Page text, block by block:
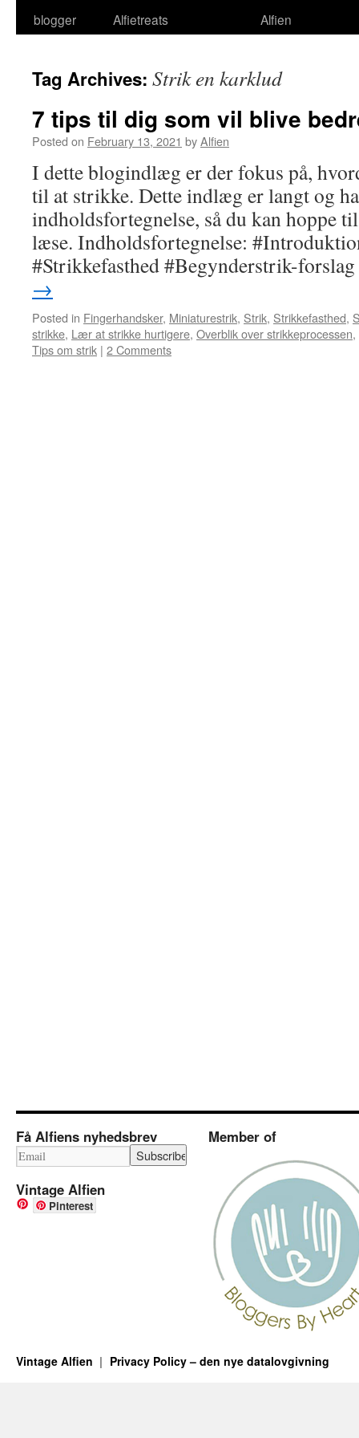
blogger
Alfietreats
Alfien
Tag Archives: Strik en karklud
7 tips til dig som vil blive
Posted on February 13, 2021 byAlfien
I dette blogindlæg er der fokus på,
til at strikke. Dette indlæg er langt og
indholdsfortegnelse, så du kan hoppe
læse. Indholdsfortegnelse:
#Strikkefasthed #Begynderstrik-
→
Posted in Fingerhandsker, Miniaturestrik, Strik, Strikkefasthed,
strikke, Lær at strikke hurtigere, Overblik over strikkeprocessen,
Tips om strik | 2 Comments
Få Alfiens nyhedsbrev
Vintage Alfien
Pinterest
Member of
Vintage Alfien Privacy Policy – den nye datalovgivning